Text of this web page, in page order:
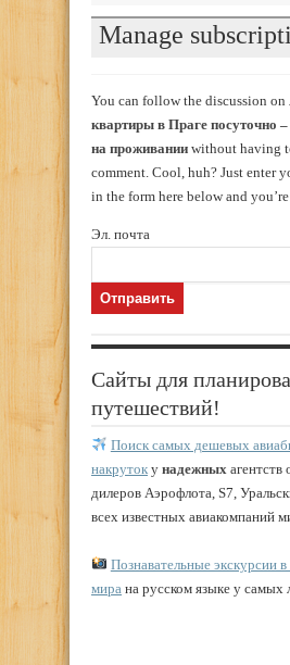
Manage
You can follow the discussion on
квартиры в Праге посуточно
на проживании without having
comment. Cool, huh? Just enter
in the form here below and you’re
Эл. почта
Сайты для
путешествий!
Поиск самых дешевых
накруток у надежных
дилеров Аэрофлота, S7,
всех известных авиакомпаний
Познавательные экскурсии
мира на русском языке у самых